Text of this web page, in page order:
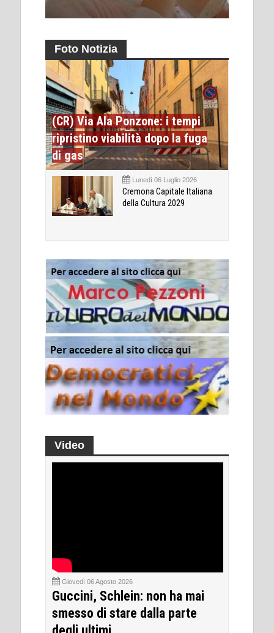
Foto Notizia
(CR) Via Ala Ponzone: i tempi
ripristino viabilità dopo la fuga
di gas
Lunedì 06 Luglio 2026
Cremona Capitale Italiana
della Cultura 2029
Video
Giovedì 06 Agosto 2026
Guccini, Schlein: non ha mai
smesso di stare dalla parte